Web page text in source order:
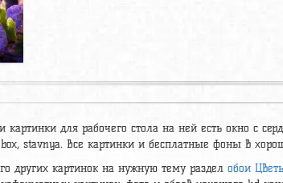
картинки для рабочего стола на ней есть окно с
stavnya. Все картинки и бесплатные фоны в
других картинок на нужную тему разделобои